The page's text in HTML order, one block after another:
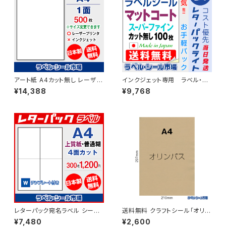
アート紙 A4カット無し レーザー
プリンター用ラベルシール 500
枚 T1Y1B【日本製】
¥14,388
インクジェット専用 ラベル・シ
ール A4カット無し コート
紙 100枚 T1Y1iA-LP10
¥9,768
レターパック宛名ラベル シール
用紙 A4-4丁付け 300枚 上質
紙【日本製】
¥7,480
送料無料 クラフトシール「オリン
パス」A4フリーカット100枚
¥2,600